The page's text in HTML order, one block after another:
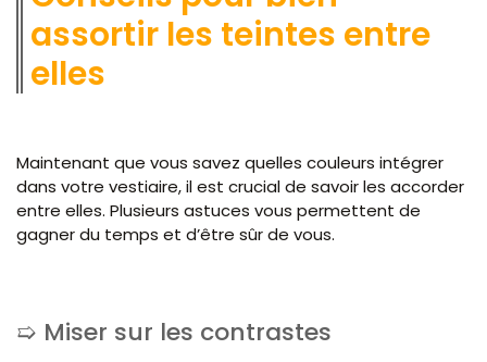
assortir les teintes entre
elles
Maintenant que vous savez quelles couleurs intégrer
dans votre vestiaire, il est crucial de savoir les accorder
entre elles. Plusieurs astuces vous permettent de
gagner du temps et d’être sûr de vous.
Miser sur les contrastes